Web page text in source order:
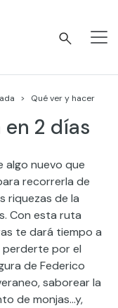
Qué ver y hacer
2 días
algo nuevo que
recorrerla de
riquezas de la
Con esta ruta
te dará tiempo a
perderte por el
de Federico
saborear la
de monjas…y,